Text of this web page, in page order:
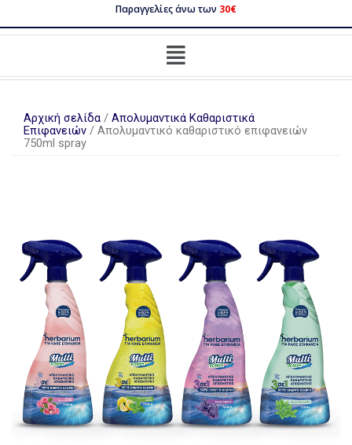
Παραγγελίες άνω των 30€
Αρχική σελίδα/ Απολυμαντικά Καθαριστικά
Επιφανειών/ Aπολυμαντικό καθαριστικό επιφανειών
750ml spray